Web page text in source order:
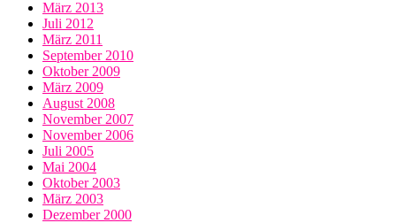
März 2013
Juli 2012
März 2011
September 2010
Oktober 2009
März 2009
August 2008
November 2007
November 2006
Juli 2005
Mai 2004
Oktober 2003
März 2003
Dezember 2000